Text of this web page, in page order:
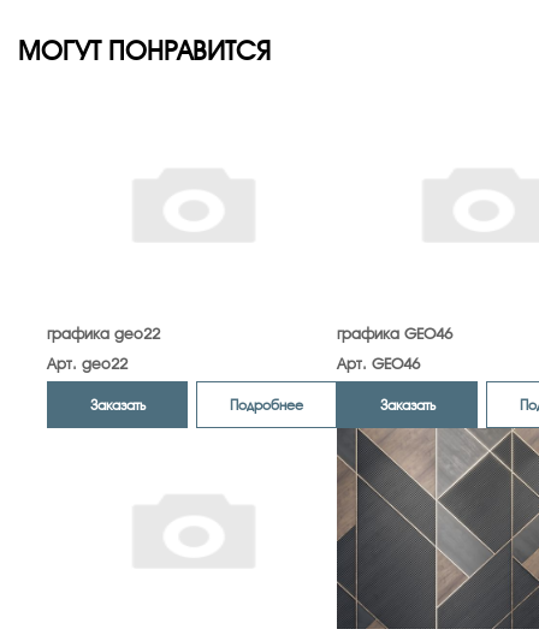
МОГУТ ПОНРАВИТСЯ
графика geo22
Арт. geo22
Заказать Подробнее
графика GEO46
Арт. GEO46
Заказать